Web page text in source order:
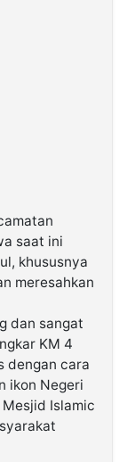
saat ini
khususnya
meresahkan
dan sangat
KM 4
dengan cara
ikon Negeri
Islamic